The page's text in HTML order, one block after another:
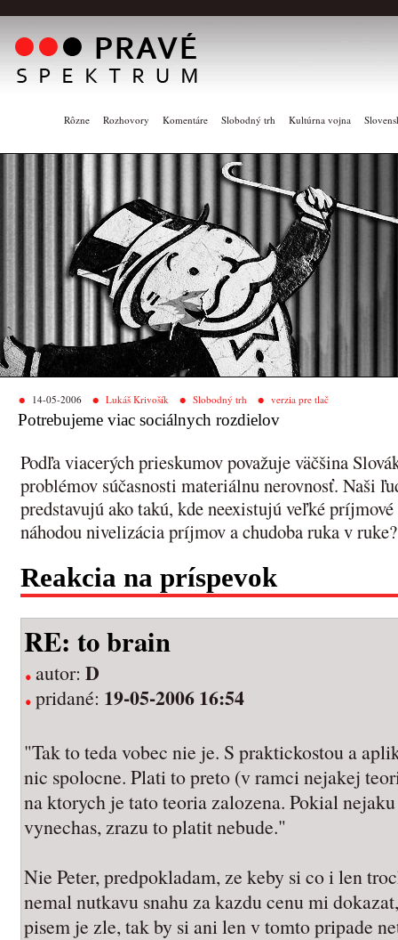
Rôzne Rozhovory Komentáre Slobodný trh Kultúrna vojna
14-05-2006 Lukáš Krivošík Slobodný trh verzia pre tlač
Potrebujeme viac sociálnych rozdielov
Podľa viacerých prieskumov považuje väčšina
problémov súčasnosti materiálnu nerovnosť. Naši
predstavujú ako takú, kde neexistujú veľké
náhodou nivelizácia príjmov a chudoba ruka v ruke?
Reakcia na príspevok
RE: to brain
autor: D
pridané: 19-05-2006 16:54
"Tak to teda vobec nie je. S praktickostou a
nic spolocne. Plati to preto (v ramci nejakej
na ktorych je tato teoria zalozena. Pokial
vynechas, zrazu to platit nebude."
Nie Peter, predpokladam, ze keby si co i len
nemal nutkavu snahu za kazdu cenu mi
pisem je zle, tak by si ani len v tomto pripade